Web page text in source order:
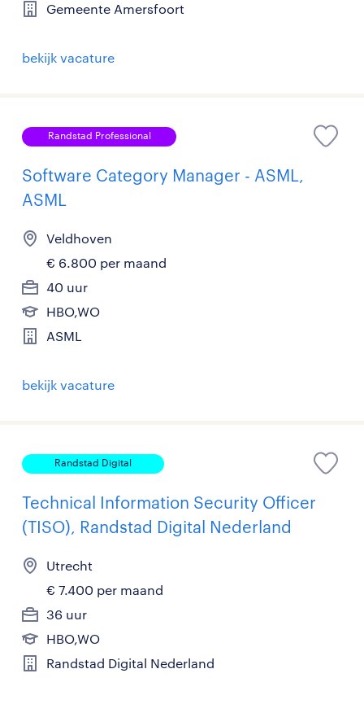
Gemeente Amersfoort
bekijk vacature
Randstad Professional
Software Category Manager - ASML,
ASML
Veldhoven
€ 6.800 per maand
40 uur
HBO,WO
ASML
bekijk vacature
Randstad Digital
Technical Information Security Officer
(TISO), Randstad Digital Nederland
Utrecht
€ 7.400 per maand
36 uur
HBO,WO
Randstad Digital Nederland